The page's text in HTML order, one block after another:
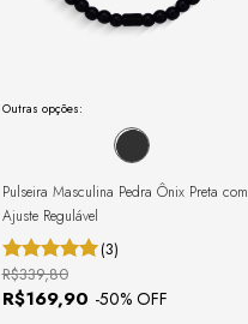
Outras opções:
Pulseira Masculina Pedra Ônix Preta com
Ajuste Regulável
(3)
R$169,90 -50% OFF
R$339,80